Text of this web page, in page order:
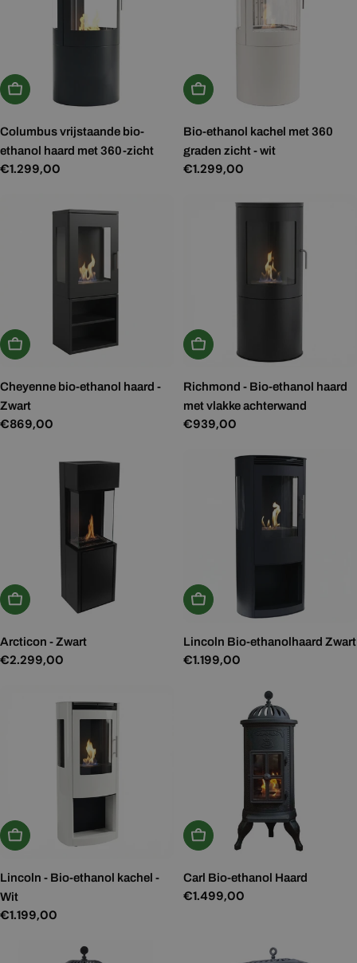
In Winkelwagen
Columbus vrijstaande bio-
ethanol haard met 360-zicht
Normale
€1.299,00
In Winkelwagen
Bio-ethanol kachel met 360
graden zicht - wit
Normale
€1.299,00
In Winkelwagen
Cheyenne bio-ethanol haard -
Zwart
Normale
€869,00
In Winkelwagen
Richmond - Bio-ethanol haard
met vlakke achterwand
Normale
€939,00
In Winkelwagen
Arcticon - Zwart
Normale
€2.299,00
In Winkelwagen
Lincoln Bio-ethanolhaard Zwart
Normale
€1.199,00
In Winkelwagen
Lincoln - Bio-ethanol kachel -
Wit
Normale
€1.199,00
In Winkelwagen
Carl Bio-ethanol Haard
Normale
€1.499,00